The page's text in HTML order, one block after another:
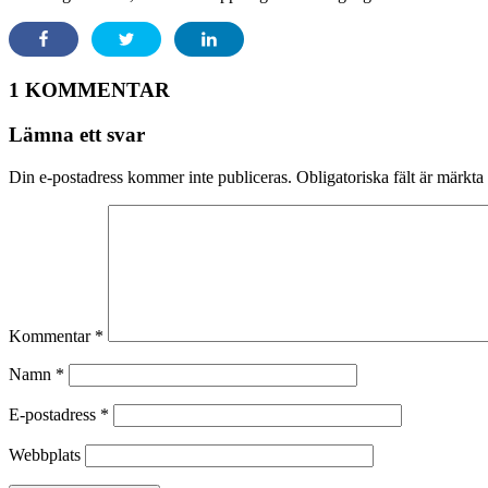
1 KOMMENTAR
Lämna ett svar
Din e-postadress kommer inte publiceras. Obligatoriska fält är märkta
Kommentar *
Namn *
E-postadress *
Webbplats